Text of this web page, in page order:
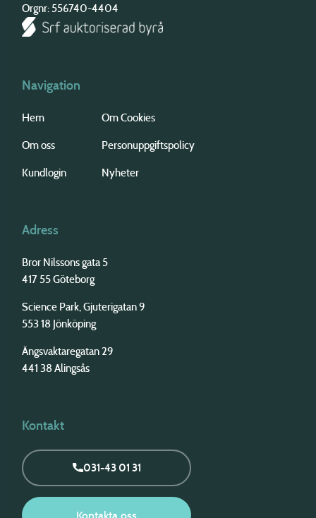
Orgnr: 556740-4404
Navigation
Hem Om Cookies
Om oss Personuppgiftspolicy
Kundlogin Nyheter
Adress
Bror Nilssons gata 5
417 55 Göteborg
Science Park, Gjuterigatan 9
553 18 Jönköping
Ängsvaktaregatan 29
441 38 Alingsås
Kontakt
031-43 01 31
Kontakta oss